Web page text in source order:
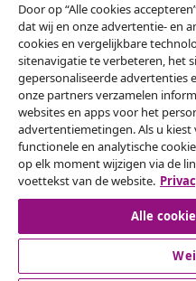
Klantenservice
Zakelijk
vidaXL
Ontdek meer
Door op “Alle cookies
dat wij en onze advertentie- en
cookies en vergelijkbare
sitenavigatie te verbeteren, het
gepersonaliseerde advertenties
onze partners verzamelen
websites en apps voor het
advertentiemetingen. Als u kiest
functionele en analytische
op elk moment wijzigen via de
voettekst van de website.
Alle